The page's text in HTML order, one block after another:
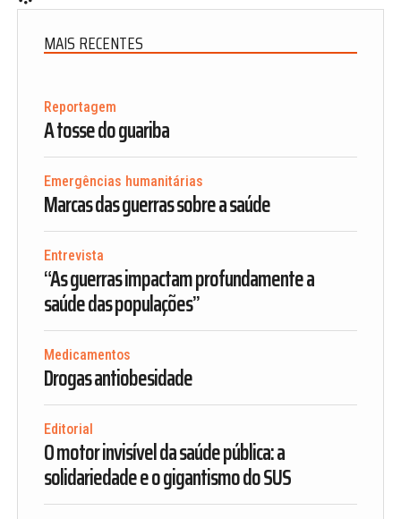
MAIS RECENTES
Reportagem
A tosse do guariba
Emergências humanitárias
Marcas das guerras sobre a saúde
Entrevista
“As guerras impactam profundamente a
saúde das populações”
Medicamentos
Drogas antiobesidade
Editorial
O motor invisível da saúde pública: a
solidariedade e o gigantismo do SUS